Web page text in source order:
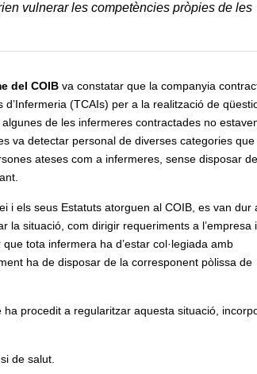
vulnerar les competències pròpies de les
del COIB va constatar que la companyia
d’Infermeria (TCAIs) per a la realització de
de les infermeres contractades no
va detectar personal de diverses categories que
ateses com a infermeres, sense disposar
i els seus Estatuts atorguen al COIB, es van dur
la situació, com dirigir requeriments a l’empresa i
tota infermera ha d’estar col·legiada amb
ha de disposar de la corresponent pòlissa de
ha procedit a regularitzar aquesta situació,
de salut.